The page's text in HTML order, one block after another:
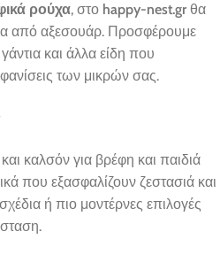
ρούχα, στο happy-nest.gr θα
από αξεσουάρ. Προσφέρουμε
και άλλα είδη που
των μικρών σας.
καλσόν για βρέφη και παιδιά
που εξασφαλίζουν ζεστασιά και
ή πιο μοντέρνες επιλογές